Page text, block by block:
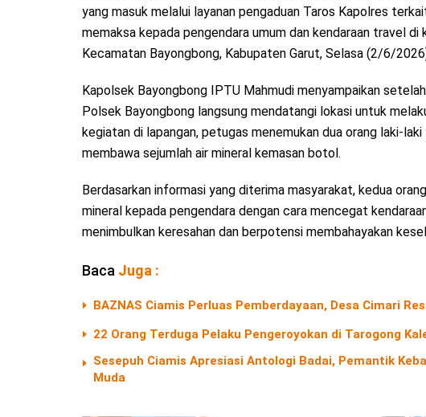
yang masuk melalui layanan pengaduan Taros Kapolres
memaksa kepada pengendara umum dan kendaraan travel di
Kecamatan Bayongbong, Kabupaten Garut, Selasa (2/6/
Kapolsek Bayongbong IPTU Mahmudi menyampaikan
Polsek Bayongbong langsung mendatangi lokasi untuk
kegiatan di lapangan, petugas menemukan dua orang laki-
membawa sejumlah air mineral kemasan botol.
Berdasarkan informasi yang diterima masyarakat, kedua
mineral kepada pengendara dengan cara mencegat
menimbulkan keresahan dan berpotensi membahayakan
Baca Juga :
BAZNAS Ciamis Perluas Pemberdayaan, Desa Cimari
22 Orang Terduga Pelaku Pengeroyokan di Tarogong
Sesepuh Ciamis Apresiasi Antologi Badai, Pemantik
Muda